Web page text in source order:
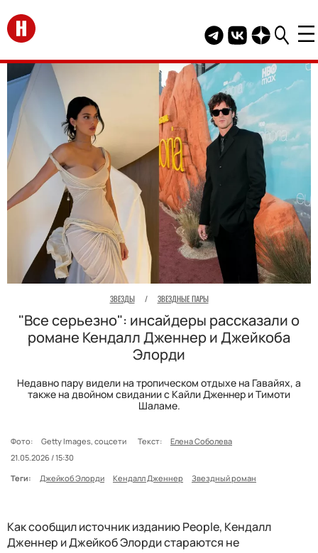
Перейти на главную
Telegram канал
Группа HELLO
Канал
ЗВЕЗДЫ / ЗВЕЗДНЫЕ ПАРЫ
"Все серьезно": инсайдеры рассказали о
романе Кендалл Дженнер и Джейкоба
Элорди
Недавно пару видели на тропическом отдыхе на Гавайях, а
также на двойном свидании с Кайли Дженнер и Тимоти
Шаламе.
Фото: Getty Images, соцсети Текст:
Елена Соболева
21.05.2026 / 15:30
Теги:
Джейкоб Элорди Кендалл Дженнер Звездный роман
Как сообщил источник изданию People, Кендалл
Дженнер и Джейкоб Элорди стараются не